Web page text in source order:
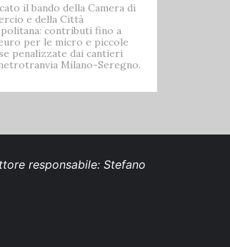
il bando della Camera di
e della Città
contributi fino a
per le micro e piccole
penalizzate dai cantieri
Milano-Seregno.
responsabile: Stefano